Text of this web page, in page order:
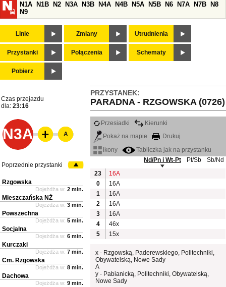
N1A
N1B N2 N3A N3B N4A N4B N5A N5B N6 N7A N7B
N8
N9
Linie Zmiany Utrudnienia
Przystanki Połączenia Schematy
Pobierz
PRZYSTANEK:
PARADNA - RZGOWSKA (0726)
Czas przejazdu
dla: 23:16
N3A
Przesiadki
Kierunki
Pokaż na mapie
Drukuj
ikony
Tabliczka jak na przystanku
Nd/Pn i Wt-Pt
Pt/Sb
Sb/Nd
23
16A
0
16A
1
16A
2
16A
3
16A
4
46x
5
15x
x - Rzgowską, Paderewskiego, Politechniki,
Obywatelską, Nowe Sady
A
y - Pabianicką, Politechniki, Obywatelską,
Nowe Sady
A
Poprzednie przystanki
Rzgowska
Dojeżdża w: 2 min.
Mieszczańska NŻ
Dojeżdża w: 3 min.
Powszechna
Dojeżdża w: 5 min.
Socjalna
Dojeżdża w: 6 min.
Kurczaki
Dojeżdża w: 7 min.
Cm. Rzgowska
Dojeżdża w: 8 min.
Dachowa
Dojeżdża w: 9 min.